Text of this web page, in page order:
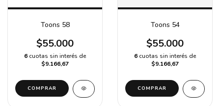
Toons 58
$55.000
6 cuotas sin interés de
$9.166,67
COMPRAR
Toons 54
$55.000
6 cuotas sin interés de
$9.166,67
COMPRAR